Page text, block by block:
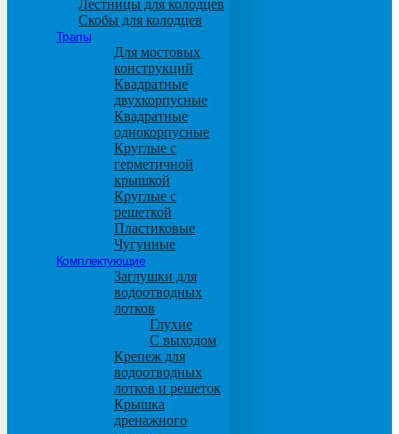
Лестницы для колодцев
Скобы для колодцев
Трапы
Для мостовых
конструкций
Квадратные
двухкорпусные
Квадратные
однокорпусные
Круглые с
герметичной
крышкой
Круглые с
решеткой
Пластиковые
Чугунные
Комплектующие
Заглушки для
водоотводных
лотков
Глухие
С выходом
Крепеж для
водоотводных
лотков и решеток
Крышка
дренажного